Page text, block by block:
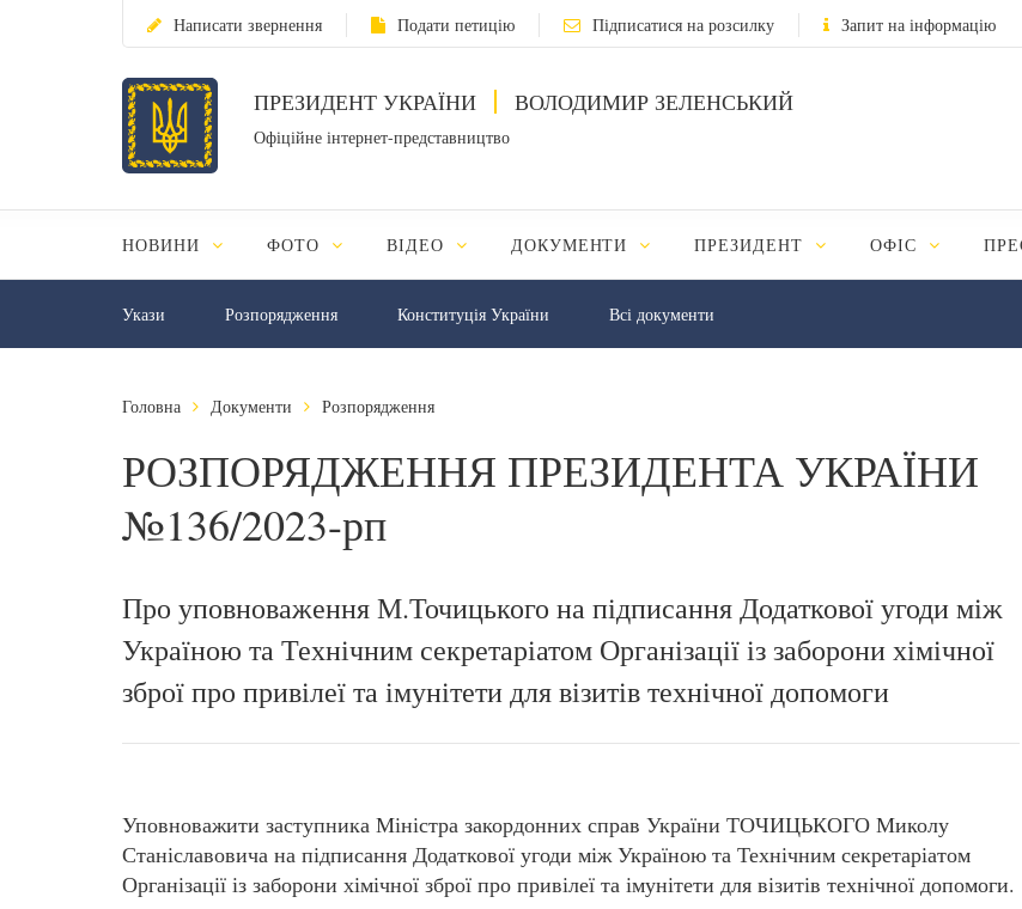
Написати звернення Подати петицію Підписатися на розсилку Запит на інформацію
ПРЕЗИДЕНТ УКРАЇНИ ВОЛОДИМИР ЗЕЛЕНСЬКИЙ
Офіційне інтернет-представництво
НОВИНИ ФОТО ВІДЕО ДОКУМЕНТИ ПРЕЗИДЕНТ ОФІС
Укази Розпорядження Конституція України Всі документи
Головна Документи Розпорядження
РОЗПОРЯДЖЕННЯ ПРЕЗИДЕНТА УКРАЇНИ
№136/2023-рп
Про уповноваження М.Точицького на підписання Додаткової угоди між
Україною та Технічним секретаріатом Організації із заборони хімічної
зброї про привілеї та імунітети для візитів технічної допомоги
Уповноважити заступника Міністра закордонних справ України ТОЧИЦЬКОГО Миколу
Станіславовича на підписання Додаткової угоди між Україною та Технічним секретаріатом
Організації із заборони хімічної зброї про привілеї та імунітети для візитів технічної допомоги.